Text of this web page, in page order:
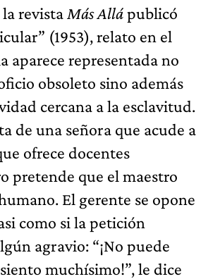
revista Más Allápublicó
(1953), relato en el
aparece representada no
obsoleto sino además
cercana a la esclavitud.
de una señora que acude a
ofrece docentes
pretende que el maestro
El gerente se opone
como si la petición
agravio: “¡No puede
muchísimo!”, le dice